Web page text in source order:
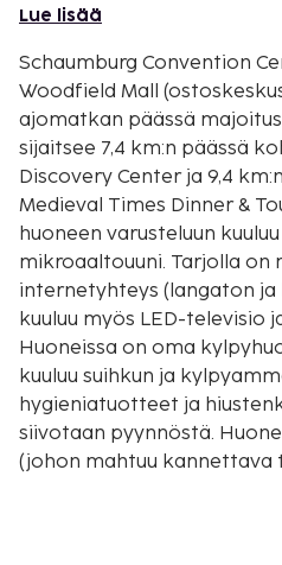
Lue lisää
Schaumburg Convention
Woodfield Mall
ajomatkan päässä majoituspaikasta.
sijaitsee 7,4 km:n päässä
Discovery Center ja 9,4
Medieval Times Dinner &
huoneen varusteluun
mikroaaltouuni. Tarjolla on
internetyhteys (langaton ja
kuuluu myös LED-televisio
Huoneissa on oma
kuuluu suihkun ja
hygieniatuotteet ja
siivotaan pyynnöstä.
(johon mahtuu kannettava